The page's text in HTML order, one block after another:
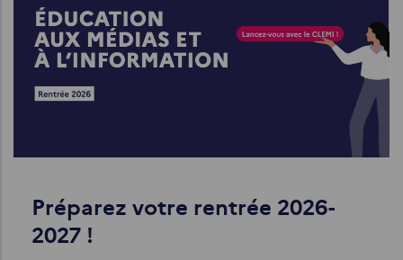
Préparez votre rentrée 2026-
2027 !